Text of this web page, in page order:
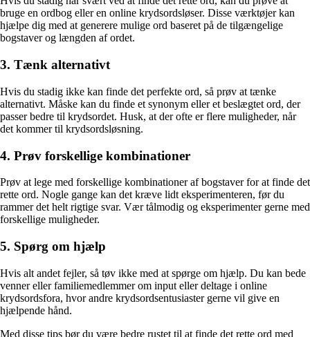
bruge en ordbog eller en online krydsordsløser. Disse værktøjer kan
hjælpe dig med at generere mulige ord baseret på de tilgængelige
bogstaver og længden af ordet.
3. Tænk alternativt
Hvis du stadig ikke kan finde det perfekte ord, så prøv at tænke
alternativt. Måske kan du finde et synonym eller et beslægtet ord, der
passer bedre til krydsordet. Husk, at der ofte er flere muligheder, når
det kommer til krydsordsløsning.
4. Prøv forskellige kombinationer
Prøv at lege med forskellige kombinationer af bogstaver for at finde det
rette ord. Nogle gange kan det kræve lidt eksperimenteren, før du
rammer det helt rigtige svar. Vær tålmodig og eksperimenter gerne med
forskellige muligheder.
5. Spørg om hjælp
Hvis alt andet fejler, så tøv ikke med at spørge om hjælp. Du kan bede
venner eller familiemedlemmer om input eller deltage i online
krydsordsfora, hvor andre krydsordsentusiaster gerne vil give en
hjælpende hånd.
Med disse tips bør du være bedre rustet til at finde det rette ord med